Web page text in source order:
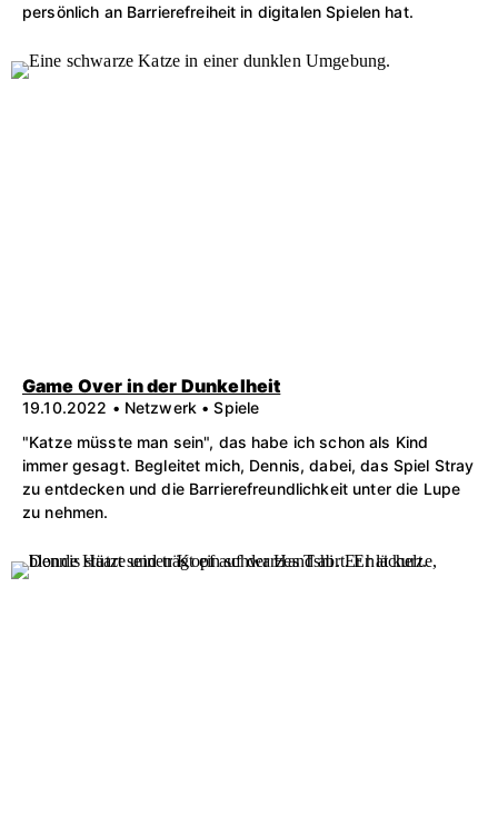
persönlich an Barrierefreiheit in digitalen Spielen hat.
Game Over in der Dunkelheit
19.10.2022 • Netzwerk • Spiele
"Katze müsste man sein", das habe ich schon als Kind
immer gesagt. Begleitet mich, Dennis, dabei, das Spiel Stray
zu entdecken und die Barrierefreundlichkeit unter die Lupe
zu nehmen.